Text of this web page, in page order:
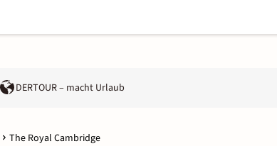
DERTOUR – macht Urlaub
The Royal Cambridge